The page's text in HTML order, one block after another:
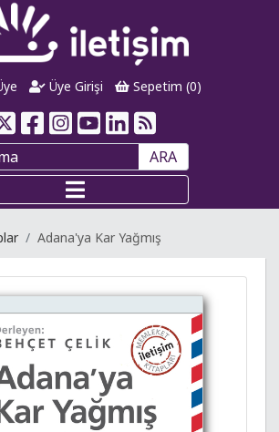
Üye Girişi Sepetim (0)
ARA
Adana'ya Kar Yağmış